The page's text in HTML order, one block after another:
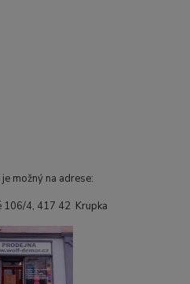
možný na adrese:
106/4, 417 42 Krupka